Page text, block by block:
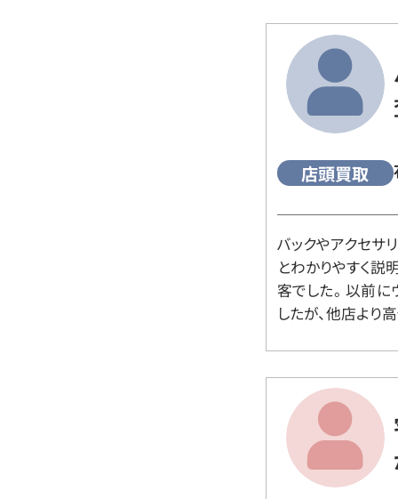
店頭買取
バックやアクセサ
とわかりやすく説
客でした。 以前
したが、他店より